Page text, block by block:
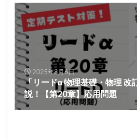
2025年8月6日
「リードα 物理基礎・物理 改
説！【第20章】応用問題